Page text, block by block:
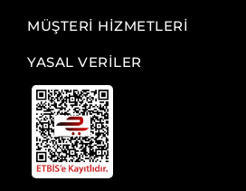
MÜŞTERİ HİZMETLERİ
YASAL VERİLER